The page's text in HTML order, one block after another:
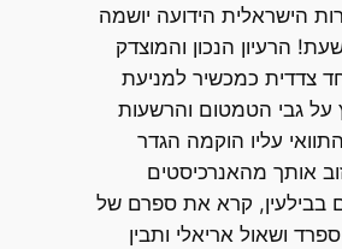
הידועה יושמה
הנכון והמוצדק
כמכשיר למניעת
הטמטום והרשעות
עליו הוקמה הגדר
מהאנרכיסטים
קרא את ספרם של
אריאלי ותבין